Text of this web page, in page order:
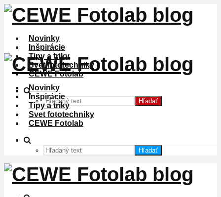
Novinky
Inšpirácie
Tipy a triky
Svet fototechniky
CEWE Fotolab
Hľadať
Novinky
Inšpirácie
Tipy a triky
Svet fototechniky
CEWE Fotolab
Hľadať